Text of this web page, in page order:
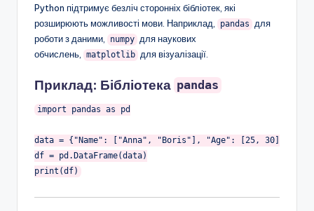
Python підтримує безліч сторонніх бібліотек, які
розширюють можливості мови. Наприклад,
pandas для
роботи з даними,
numpy для наукових
обчислень, matplotlib для візуалізації.
Приклад: Бібліотека pandas
import pandas as pd
data = { "Name" : [ "Anna" , "Boris" ], "Age" : [ 25, 30
df = pd.DataFrame(data)